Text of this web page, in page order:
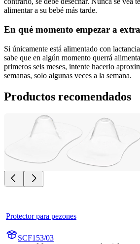
alimentar a su bebé más tarde.
En qué momento empezar a
Si únicamente está alimentado con
sabe que en algún momento querrá
primeros seis meses, intente hacerlo
semanas, solo algunas veces a la semana.
Productos recomendados
Protector para pezones
SCF153/03